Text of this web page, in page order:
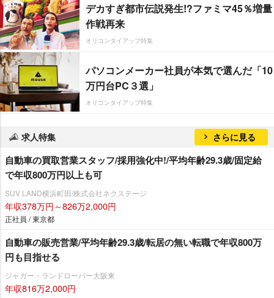
デカすぎ都市伝説発生!?ファミマ45％増量
作戦再来
オリコンタイアップ特集
パソコンメーカー社員が本気で選んだ「10
万円台PC３選」
オリコンタイアップ特集
求人特集 さらに見る
自動車の買取営業スタッフ/採用強化中!/平均年齢29.3歳/固定給
で年収800万円以上も可
SUV LAND横浜町田/株式会社ネクステージ
年収378万円～826万2,000円
正社員 / 東京都
自動車の販売営業/平均年齢29.3歳/転居の無い転職で年収800万
円も目指せる
ジャガー・ランドローバー大阪東
年収816万2,000円